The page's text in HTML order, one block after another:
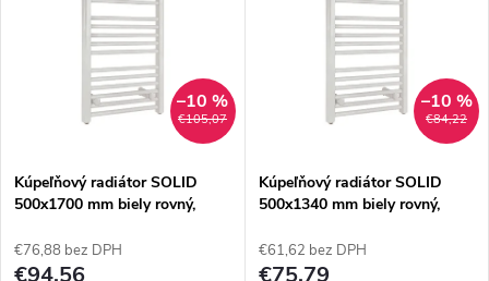
p
r
p
r
€105,07
–10 %
Kúpeľňový radiátor SOLID
500x1700 mm biely rovný,
€76,88 bez DPH
€94,56
€84,22
–10 %
Kúpeľňový radiátor SOLID
500x1340 mm biely rovný,
€61,62 bez DPH
€75,79